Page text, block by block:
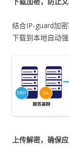
结合IP-guard加
下载到本地自动
上传解密，确保